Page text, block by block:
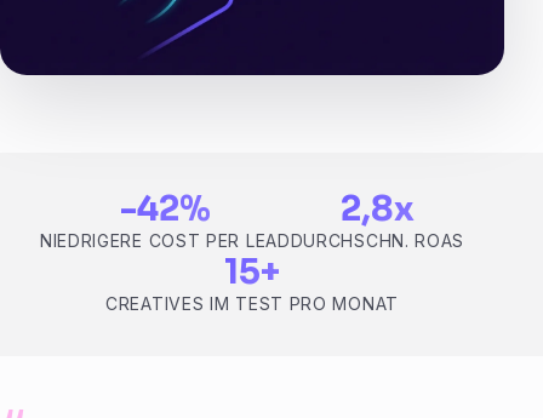
-42%
NIEDRIGERE COST PER LEAD
2,8x
DURCHSCHN. ROAS
15+
CREATIVES IM TEST PRO MONAT